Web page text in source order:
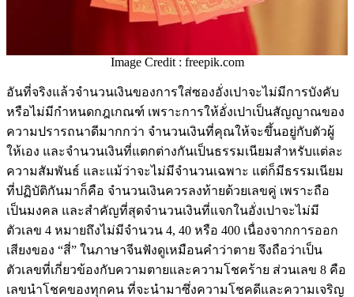
Image Credit : freepik.com
อันที่จริงแล้วจำนวนเงินของการใส่ซองอั่งเปาจะไม่มีการบังคับ
หรือไม่มีกำหนดกฎเกณฑ์ เพราะการให้อั่งเปาเป็นสัญญาณของ
ความปรารถนาดีมากกว่า จำนวนเงินที่คุณให้จะขึ้นอยู่กับตัวผู้
ให้เอง และจำนวนเงินที่แตกต่างกันเป็นธรรมเนียมสำหรับแต่ละ
ความสัมพันธ์ และแม้ว่าจะไม่มีจำนวนเฉพาะ แต่ก็มีธรรมเนียม
ที่ปฏิบัติกันมาก็คือ จำนวนเงินควรลงท้ายด้วยเลขคู่ เพราะถือ
เป็นมงคล และสำคัญที่สุดจำนวนเงินที่แจกในอั่งเปาจะไม่มี
ตัวเลข 4 หมายถึงไม่มีจำนวน 4, 40 หรือ 400 เนื่องจากการออก
เสียงของ “สี่” ในภาษาจีนฟังดูเหมือนคำว่าตาย จึงถือว่าเป็น
ตัวเลขที่เกี่ยวข้องกับความตายและความโชคร้าย ส่วนเลข 8 คือ
เลขนำโชคของทุกคน ที่จะนำมาซึ่งความโชคดีและความเจริญ